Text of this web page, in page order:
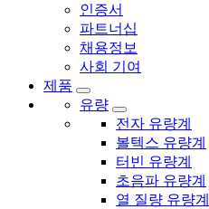
인증서
파트너십
채용정보
사회 기여
제품
유량
전자 유량계
볼텍스 유량계
터빈 유량계
초음파 유량계
열 질량 유량계